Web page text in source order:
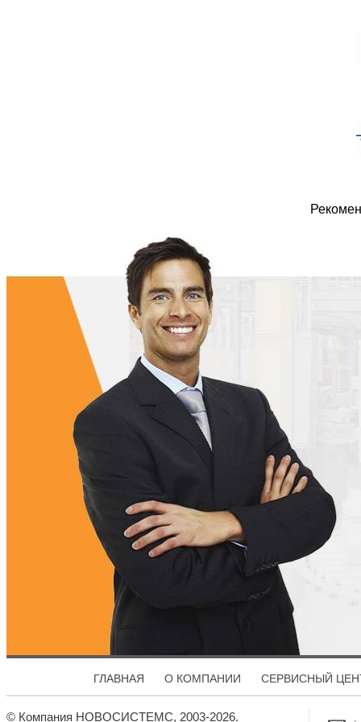
ГЛАВНАЯ О КОМПАНИИ СЕРВИСНЫЙ
© Компания НОВОСИСТЕМС, 2003-2026.